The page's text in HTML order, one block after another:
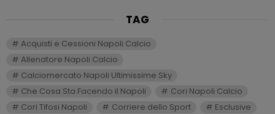
TAG
Acquisti e Cessioni Napoli Calcio
Allenatore Napoli Calcio
Calciomercato Napoli Ultimissime Sky
Che Cosa Sta Facendo il Napoli
Cori Napoli Calcio
Cori Tifosi Napoli
Corriere dello Sport
Esclusive